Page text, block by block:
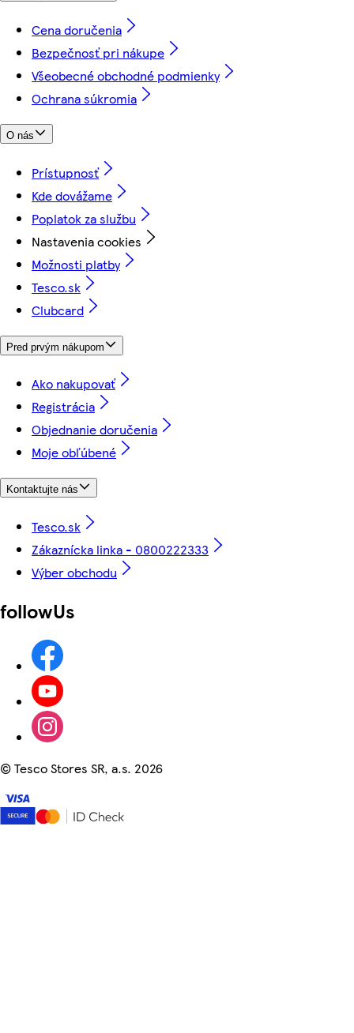
Cena doručenia
Bezpečnosť pri nákupe
Všeobecné obchodné podmienky
Ochrana súkromia
O nás
Prístupnosť
Kde dovážame
Poplatok za službu
Nastavenia cookies
Možnosti platby
Tesco.sk
Clubcard
Pred prvým nákupom
Ako nakupovať
Registrácia
Objednanie doručenia
Moje obľúbené
Kontaktujte nás
Tesco.sk
Zákaznícka linka - 0800222333
Výber obchodu
followUs
©Tesco Stores SR, a.s. 2026